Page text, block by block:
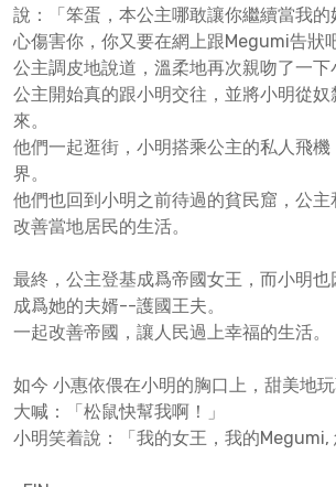
說：「笨蛋，本公主哪敢讓你繼續當我
心傷害你，你又要在網上跟Megumi告狀
公主調皮地說道，溫柔地再次親吻了一下
公主開始真的跟小明交往，並將小明從奴
來。
他們一起逛街，小明搭乘公主的私人飛
界。
他們也回到小明之前待過的貧民窟，公
改善當地居民的生活。
最終，公主登基成爲帝國女王，而小明
成爲她的夫婿--護國王夫。
一起改善帝國，讓人民過上幸福的生活。
如今 小惠依偎在小明的胸口上，甜美地
大喊：「松鼠快幫我啊！」
小明笑着說：「我的女王，我的Megumi,